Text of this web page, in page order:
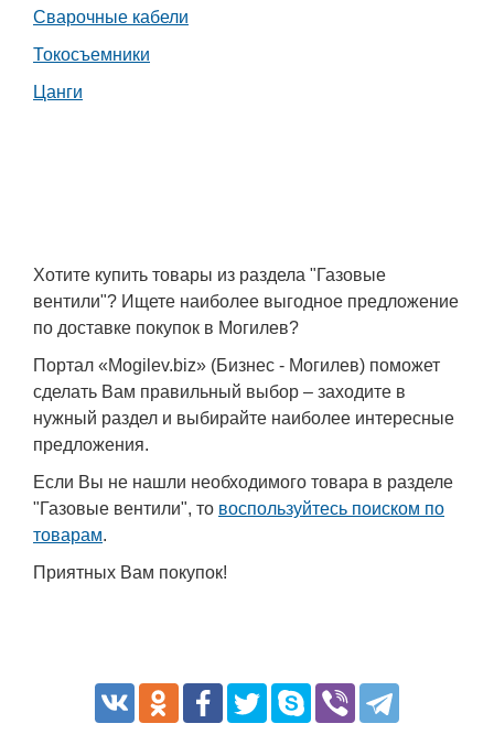
Сварочные кабели
Токосъемники
Цанги
Хотите купить товары из раздела "Газовые
вентили"? Ищете наиболее выгодное предложение
по доставке покупок в Могилев?
Портал «Mogilev.biz» (Бизнес - Могилев) поможет
сделать Вам правильный выбор – заходите в
нужный раздел и выбирайте наиболее интересные
предложения.
Если Вы не нашли необходимого товара в разделе
"Газовые вентили", то воспользуйтесь поиском по
товарам.
Приятных Вам покупок!